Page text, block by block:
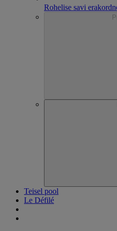
Rohelise savi
Teisel pool
Le Défilé